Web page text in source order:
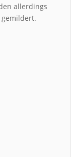
allerdings